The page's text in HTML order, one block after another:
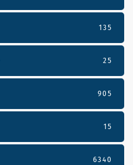
135
25
905
15
6340